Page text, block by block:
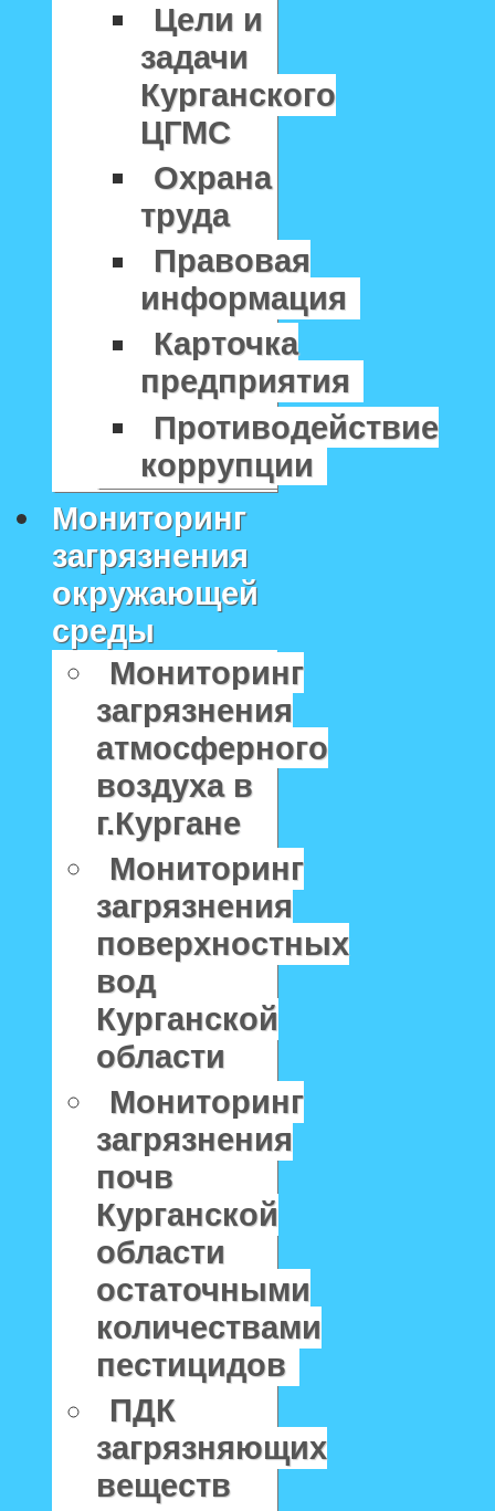
Цели и
задачи
Курганского
ЦГМС
Охрана
труда
Правовая
информация
Карточка
предприятия
Противодействие
коррупции
Мониторинг
загрязнения
окружающей
среды
Мониторинг
загрязнения
атмосферного
воздуха в
г.Кургане
Мониторинг
загрязнения
поверхностных
вод
Курганской
области
Мониторинг
загрязнения
почв
Курганской
области
остаточными
количествами
пестицидов
ПДК
загрязняющих
веществ